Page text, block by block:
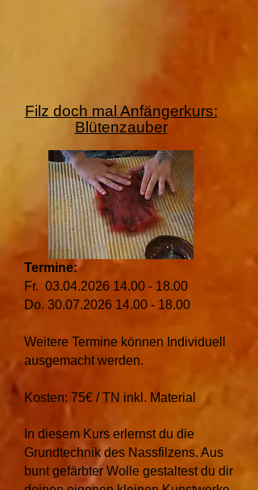
Filz doch mal Anfängerkurs:
Blütenzauber
Termine:
Fr. 03.04.2026 14.00 - 18.00
Do. 30.07.2026 14.00 - 18.00
Weitere Termine können Individuell
ausgemacht werden.
Kosten: 75€ / TN inkl. Material
In diesem Kurs erlernst du die
Grundtechnik des Nassfilzens. Aus
bunt gefärbter Wolle gestaltest du dir